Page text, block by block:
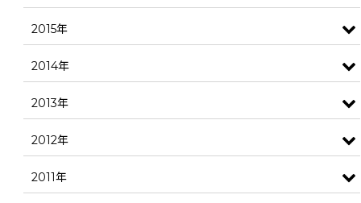
2015年
2014年
2013年
2012年
2011年